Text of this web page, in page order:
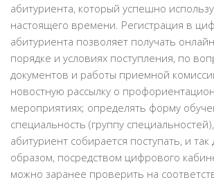
абитуриента, который успешно
настоящего времени. Регистрация в
абитуриента позволяет получать
порядке и условиях поступления, по
документов и работы приемной
новостную рассылку о
мероприятиях; определять форму
специальность (группу
абитуриент собирается поступать, и так
образом, посредством цифрового
можно заранее проверить на